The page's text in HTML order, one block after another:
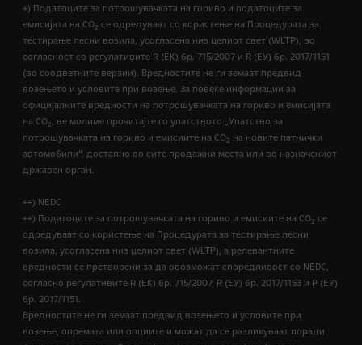
+) Податоците за потрошувачката на гориво и податоците за
емисијата на CO2 се одредуваат со користење на Процедурата за
тестирање лесни возила, усогласена низ целиот свет (WLTP), во
согласност со регулативите R (EК) бр. 715/2007 и R (ЕУ) бр. 2017/1151
(во соодветните верзии). Вредностите не ги земаат предвид
возењето и условите при возење. За повеќе информации за
официјалните вредности на потрошувачката на гориво и емисијата
на CO2, ве молиме прочитајте го упатството „Упатство за
потрошувачката на гориво и емисиите на CO2 на новите патнички
автомобили“, достапно во сите продажни места или во назначениот
државен орган.
++) NEDC
++) Податоците за потрошувачката на гориво и емисиите на CO2 се
одредуваат со користење на Процедурата за тестирање лесни
возила, усогласена низ целиот свет (WLTP), а релевантните
вредности се претворени за да овозможат споредливост со NEDC,
согласно регулативите R (EК) бр. 715/2007, R (ЕУ) бр. 2017/1153 и Р (ЕУ)
бр. 2017/1151.
Вредностите не ги земаат предвид возењето и условите при
возење, опремата или опциите и можат да се разликуваат поради